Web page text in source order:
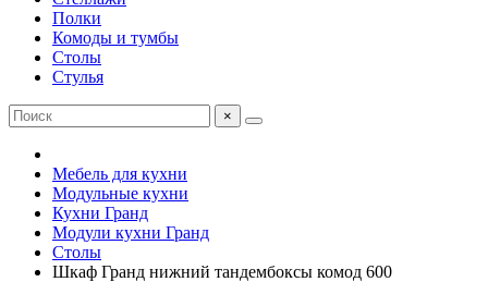
Полки
Комоды и тумбы
Столы
Стулья
×
Мебель для кухни
Модульные кухни
Кухни Гранд
Модули кухни Гранд
Столы
Шкаф Гранд нижний тандембоксы комод 600